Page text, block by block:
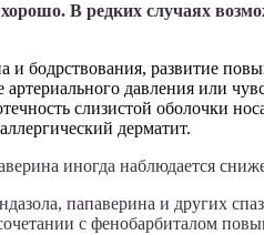
В редких случаях
бодрствования, развитие
давления или
слизистой оболочки
дерматит.
иногда наблюдается
папаверина и других
с фенобарбиталом